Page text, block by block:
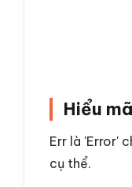
Hiểu
Err là 'Error'
cụ thể.